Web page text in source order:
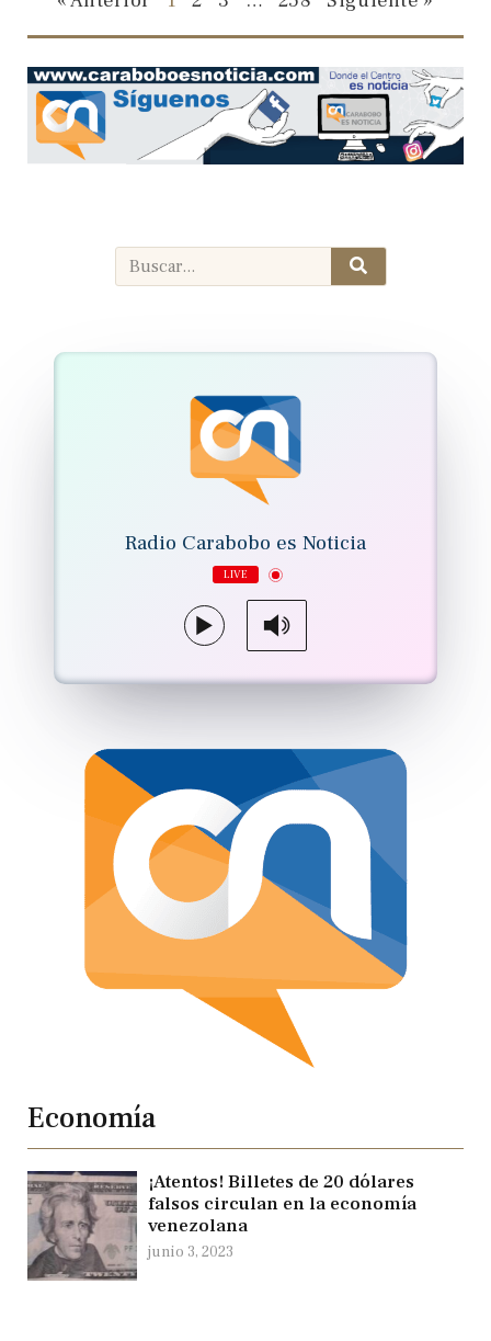
Radio Carabobo es Noticia
LIVE
Economía
¡Atentos! Billetes de 20 dólares
falsos circulan en la economía
venezolana
junio 3, 2023